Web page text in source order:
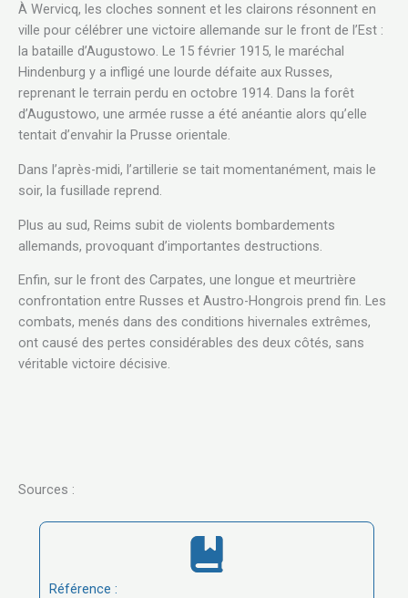
À Wervicq, les cloches sonnent et les clairons résonnent en
ville pour célébrer une victoire allemande sur le front de l’Est :
la bataille d’Augustowo. Le 15 février 1915, le maréchal
Hindenburg y a infligé une lourde défaite aux Russes,
reprenant le terrain perdu en octobre 1914. Dans la forêt
d’Augustowo, une armée russe a été anéantie alors qu’elle
tentait d’envahir la Prusse orientale.
Dans l’après-midi, l’artillerie se tait momentanément, mais le
soir, la fusillade reprend.
Plus au sud, Reims subit de violents bombardements
allemands, provoquant d’importantes destructions.
Enfin, sur le front des Carpates, une longue et meurtrière
confrontation entre Russes et Austro-Hongrois prend fin. Les
combats, menés dans des conditions hivernales extrêmes,
ont causé des pertes considérables des deux côtés, sans
véritable victoire décisive.
Sources :
Référence :